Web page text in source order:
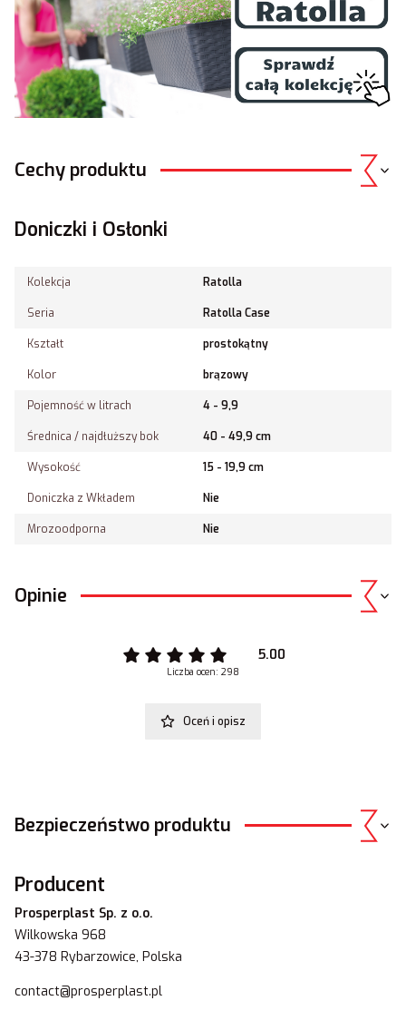
Cechy produktu
Doniczki i Osłonki
Kolekcja Ratolla
Seria Ratolla Case
Kształt prostokątny
Kolor brązowy
Pojemność w litrach 4 - 9,9
Średnica / najdłuższy bok 40 - 49,9 cm
Wysokość 15 - 19,9 cm
Doniczka z Wkładem Nie
Mrozoodporna Nie
Opinie
5.00
Liczba ocen: 298
Oceń i opisz
Bezpieczeństwo produktu
Producent
Prosperplast Sp. z o.o.
Wilkowska 968
43-378 Rybarzowice, Polska
contact@prosperplast.pl